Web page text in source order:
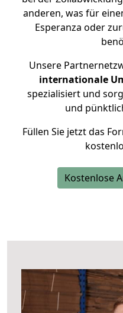
anderen, was für
Esperanza oder
Unsere
internationale
spezialisiert und
und
Füllen Sie jetzt das
Kostenlose